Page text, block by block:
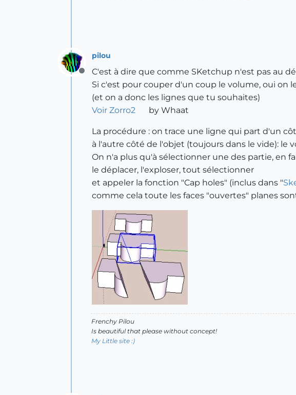
Offline
pilou
C'est à dire que comme SKetchup n'est pas au
Si c'est pour couper d'un coup le volume, oui on
(et on a donc les lignes que tu souhaites)
Voir Zorro2
by Whaat
La procédure : on trace une ligne qui part d'un
à l'autre côté de l'objet (toujours dans le vide): le
On n'a plus qu'à sélectionner une des partie, en
le déplacer, l'exploser, tout sélectionner
et appeler la fonction "Cap holes" (inclus dans "
comme cela toute les faces "ouvertes" planes
Frenchy Pilou
Is beautiful that please without concept!
My Little site :)